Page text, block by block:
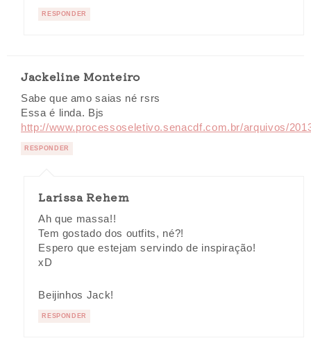
RESPONDER
Jackeline Monteiro
Sabe que amo saias né rsrs
Essa é linda. Bjs
http://www.processoseletivo.senacdf.com.br/arquivos/
RESPONDER
Larissa Rehem
Ah que massa!!
Tem gostado dos outfits, né?!
Espero que estejam servindo de inspiração!
xD
Beijinhos Jack!
RESPONDER